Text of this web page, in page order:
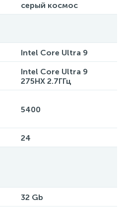
серый космос
Intel Core Ultra 9
Intel Core Ultra 9
275HX 2.7ГГц
5400
24
32 Gb